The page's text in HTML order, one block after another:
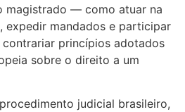
magistrado — como atuar na
expedir mandados e participar
princípios adotados
sobre o direito a um
judicial brasileiro,